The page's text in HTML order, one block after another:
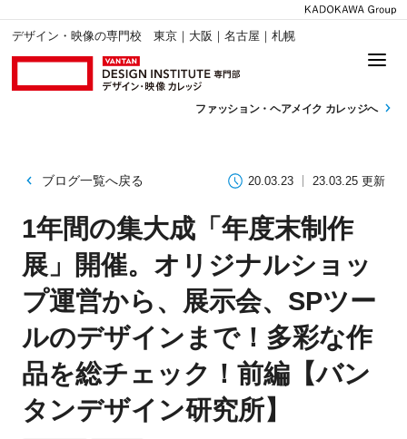
デザイン・映像の専門校 東京｜大阪｜名古屋｜札幌
ファッション・ ヘアメイク カレッジへ
ブログ一覧へ戻る 20.03.23 23.03.25 更新
1年間の集大成「年度末制作
展」開催。オリジナルショッ
プ運営から、展示会、SPツー
ルのデザインまで！多彩な作
品を総チェック！前編【バン
タンデザイン研究所】